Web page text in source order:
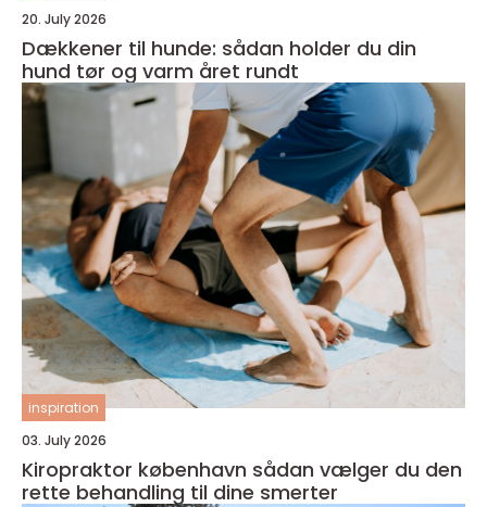
20. July 2026
Dækkener til hunde: sådan holder du din
hund tør og varm året rundt
inspiration
03. July 2026
Kiropraktor københavn sådan vælger du den
rette behandling til dine smerter